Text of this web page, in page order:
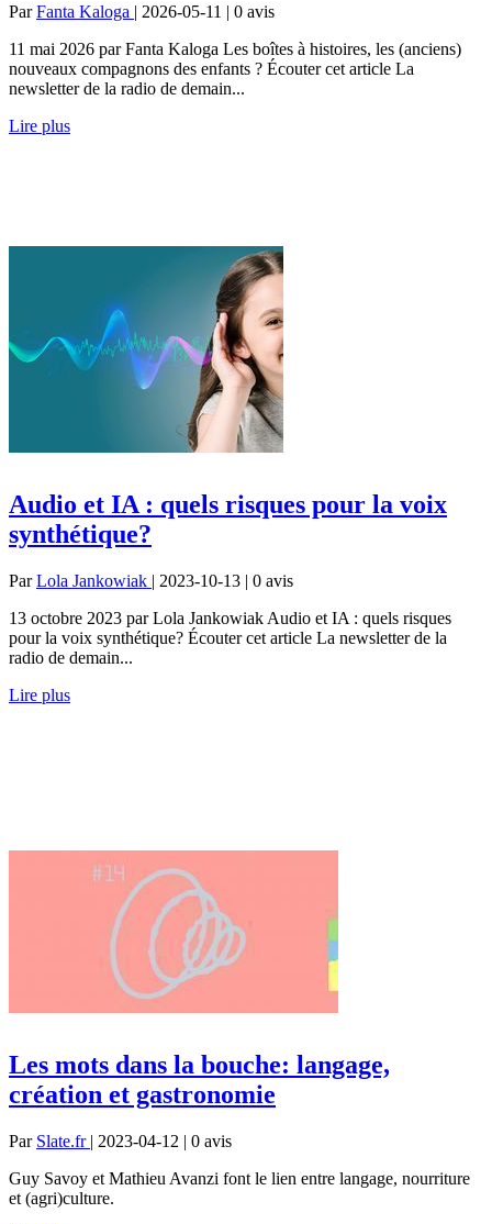
ParFanta Kaloga | 2026-05-11 | 0 avis
11 mai 2026 par Fanta Kaloga Les boîtes à histoires, les (anciens)
nouveaux compagnons des enfants ? Écouter cet article La
newsletter de la radio de demain...
Lire plus
Audio et IA : quels risques pour la voix
synthétique?
ParLola Jankowiak | 2023-10-13 | 0 avis
13 octobre 2023 par Lola Jankowiak Audio et IA : quels risques
pour la voix synthétique? Écouter cet article La newsletter de la
radio de demain...
Lire plus
Les mots dans la bouche: langage,
création et gastronomie
Par Slate.fr | 2023-04-12 | 0 avis
Guy Savoy et Mathieu Avanzi font le lien entre langage, nourriture
et (agri)culture.